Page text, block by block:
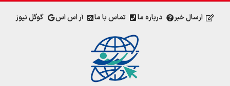
ارسال خبر درباره ما تماس با ما آر اس اس گوگل نیوز